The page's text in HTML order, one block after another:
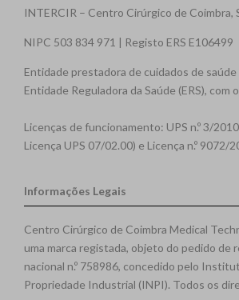
INTERCIR – Centro Cirúrgico de Coimbra,
NIPC 503 834 971 | Registo ERS E106499
Entidade prestadora de cuidados de
Entidade Reguladora da Saúde (ERS), com
Licenças de funcionamento: UPS n.º 3/
Licença UPS 07/02.00) e Licença n.º 9072/
Informações Legais
Centro Cirúrgico de Coimbra Medical
uma marca registada, objeto do pedido de
nacional n.º 758986, concedido pelo
Propriedade Industrial (INPI). Todos os